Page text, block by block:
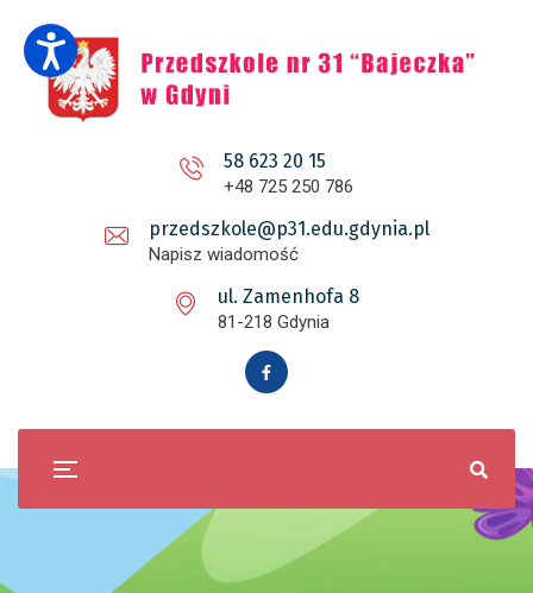
58 623 20 15
+48 725 250 786
przedszkole@p31.edu.gdynia.pl
Napisz wiadomość
ul. Zamenhofa 8
81-218 Gdynia